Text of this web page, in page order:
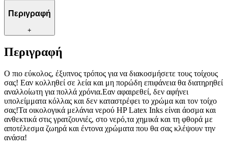
Περιγραφή
+
Περιγραφή
Ο πιο εύκολος, έξυπνος τρόπος για να διακοσμήσετε τους τοίχους
σας! Εαν κολληθεί σε λεία και μη πορώδη επιφάνεια θα διατηρηθεί
αναλλοίωτη για πολλά χρόνια.Εαν αφαιρεθεί, δεν αφήνει
υπολείμματα κόλλας και δεν καταστρέφει το χρώμα και τον τοίχο
σας!Τα οικολογικά μελάνια νερού HP Latex Inks είναι άοσμα και
ανθεκτικά στις γρατζουνιές, στο νερό,τα χημικά και τη φθορά με
αποτέλεσμα ζωηρά και έντονα χρώματα που θα σας κλέψουν την
ανάσα!